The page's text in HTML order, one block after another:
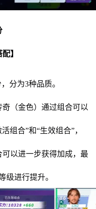
】
分为3种品质。
（金色）通过组合可以
组合”和“生效组合”，
以进一步获得加成，最
级进行提升。